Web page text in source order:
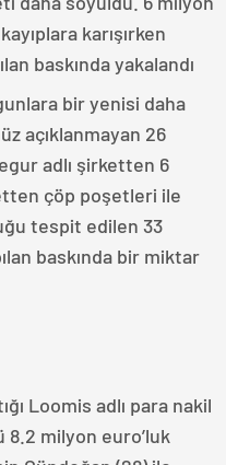
karışırken
baskında yakalandı
bir yenisi daha
açıklanmayan 26
adlı şirketten 6
çöp poşetleri ile
tespit edilen 33
baskında bir miktar
Loomis adlı para nakil
8.2 milyon euro’luk